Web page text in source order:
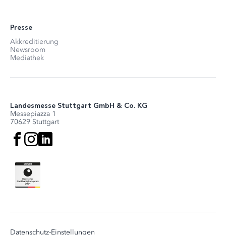
Presse
Akkreditierung
Newsroom
Mediathek
Landesmesse Stuttgart GmbH & Co. KG
Messepiazza 1
70629 Stuttgart
Datenschutz-Einstellungen